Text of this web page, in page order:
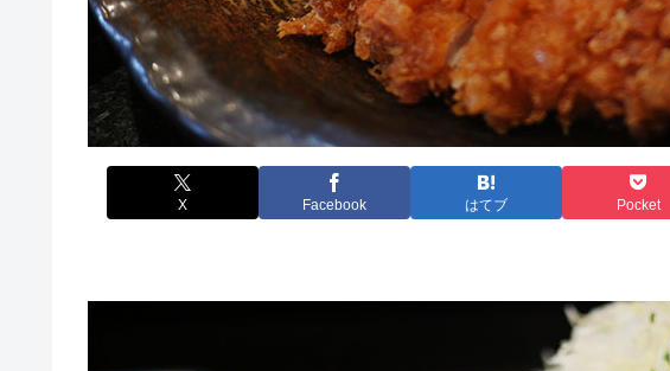
X Facebook はてブ Pocket